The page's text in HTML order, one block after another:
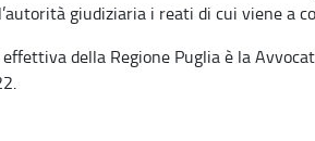
giudiziaria i reati di cui viene a
effettiva della Regione Puglia è la